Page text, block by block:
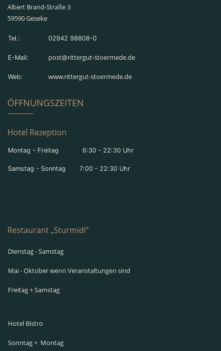
Albert Brand-Straße 3
59590 Geseke
Tel.: 02942 98808-0
E-Mail: post@rittergut-stoermede.de
Web: www.rittergut-stoermede.de
ÖFFNUNGSZEITEN
Hotel Rezeption
Montag - Freitag 6:30 - 22:30 Uhr
Samstag - Sonntag 7:00 - 22:30 Uhr
Restaurant „Sturmidi”
Dienstag - Samstag
Mai - Oktober wenn Veranstaltungen sind
Freitag + Samstag
Hotel Bistro
Sonntag + Montag